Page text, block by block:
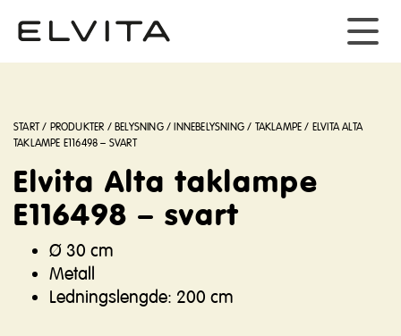
START/ PRODUKTER /BELYSNING/INNEBELYSNING / TAKLAMPE / ELVITA ALTA
TAKLAMPE E116498 – SVART
Elvita Alta taklampe
E116498 – svart
Ø 30 cm
Metall
Ledningslengde: 200 cm